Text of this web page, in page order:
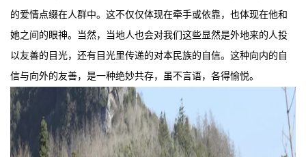
的爱情点缀在人群中。这不仅仅体现在牵手或依靠，也体现在他和
她之间的眼神。当然，当地人也会对我们这些显然是外地来的人投
以友善的目光，还有目光里传递的对本民族的自信。这种向内的自
信与向外的友善，是一种绝妙共存，虽不言语，各得愉悦。